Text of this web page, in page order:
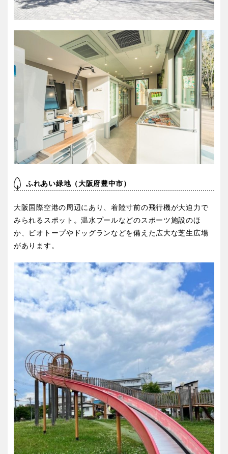
ふれあい緑地（大阪府豊中市）
大阪国際空港の周辺にあり、着陸寸前の飛行機が大迫力で
みられるスポット。温水プールなどのスポーツ施設のほ
か、ビオトープやドッグランなどを備えた広大な芝生広場
があります。